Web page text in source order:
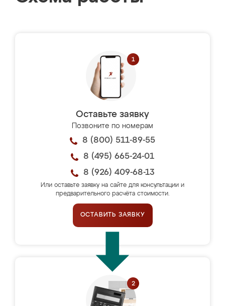
Оставьте заявку
Позвоните по номерам
8 (800) 511-89-55
8 (495) 665-24-01
8 (926) 409-68-13
Или оставьте заявку на сайте для консультации и
предварительного расчёта стоимости.
ОСТАВИТЬ ЗАЯВКУ